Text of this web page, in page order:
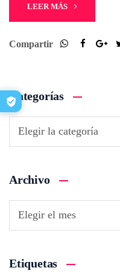
LEER MÁS
Compartir
Categorías
Archivo
Etiquetas